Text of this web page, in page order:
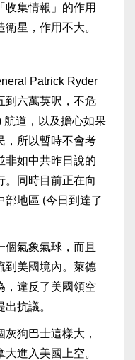
收集情報」的作用
星，作用不大。
Patrick Ryder
到六萬英呎，不危
航道，以及擔心如果
，所以暫時不會考
非如中共昨日說的
。同時目前正在向
部地區 (今日到達了
氣象氣球，而且
到美國境內。萊德
，違反了美國領空
抗議。
狗巴士這樣大，
進入美國上空。